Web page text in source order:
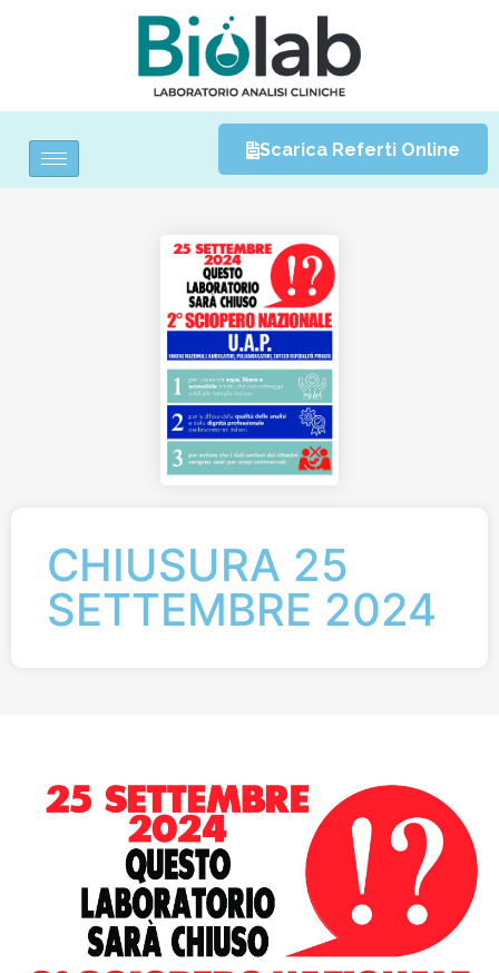
Scarica Referti Online
CHIUSURA 25
SETTEMBRE 2024